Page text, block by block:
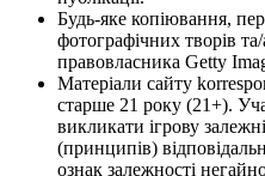
Будь-яке копіювання,
фотографічних творів та/
правовласника Getty
Матеріали сайту
старше 21 року (21+).
викликати ігрову
(принципів)
ознак залежності